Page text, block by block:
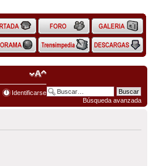
Búsqueda avanzada
Identificarse